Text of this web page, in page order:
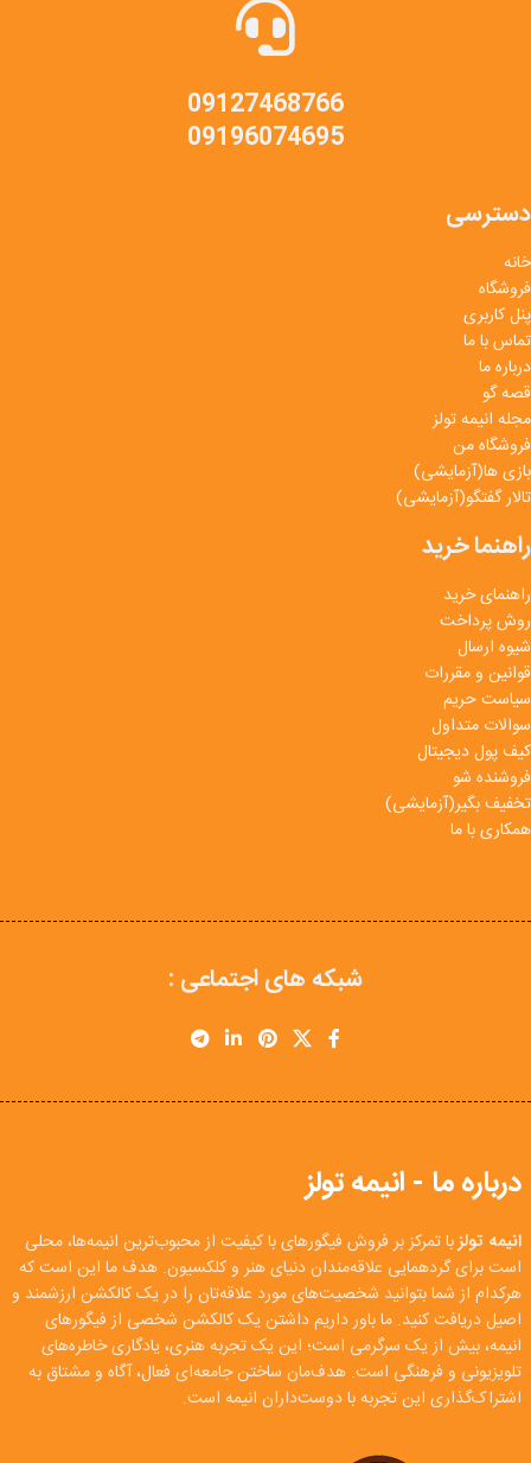
09127468766
09196074695
دسترسی
خانه
فروشگاه
پنل کاربری
تماس با ما
درباره ما
قصه گو
مجله انیمه تولز
فروشگاه من
بازی ها(آزمایشی)
تالار گفتگو(آزمایشی)
راهنما خرید
راهنمای خرید
روش پرداخت
شیوه ارسال
قوانین و مقررات
سیاست حریم
سوالات متداول
کیف پول دیجیتال
فروشنده شو
تخفیف بگیر(آزمایشی)
همکاری با ما
شبکه های اجتماعی :
درباره ما - انیمه تولز
انیمه تولزبا تمرکز بر فروش فیگورهای با کیفیت از محبوب‌ترین انیمه‌ها، محلی
است برای گردهمایی علاقه‌مندان دنیای هنر و کلکسیون. هدف ما این است که
هرکدام از شما بتوانید شخصیت‌های مورد علاقه‌تان را در یک کالکشن ارزشمند و
اصیل دریافت کنید. ما باور داریم داشتن یک کالکشن شخصی از فیگورهای
انیمه، بیش از یک سرگرمی است؛ این یک تجربه هنری، یادگاری خاطره‌های
تلویزیونی و فرهنگی است. هدف‌مان ساختن جامعه‌ای فعال، آگاه و مشتاق به
اشتراک‌گذاری این تجربه با دوست‌داران انیمه است.